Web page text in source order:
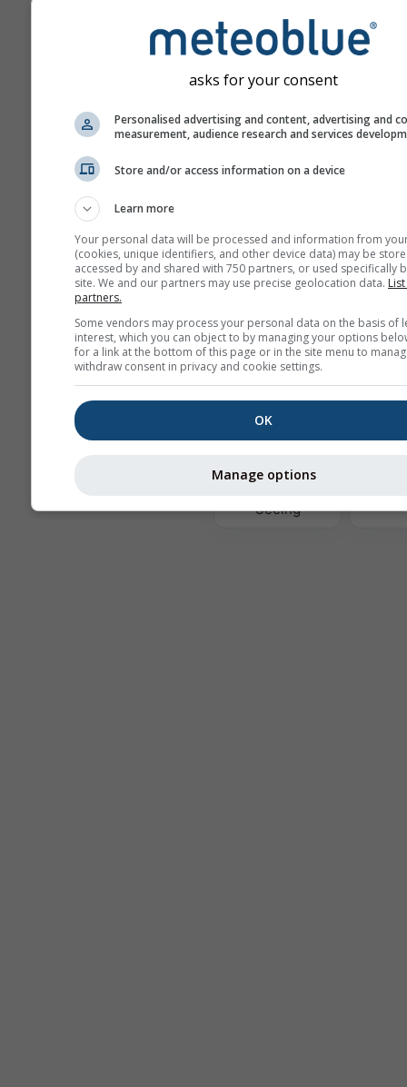
cu numărul de zile de
Prognoza este generată
modele „ensemble”. Se
parametri de start variați
estima mai precis
prognozei.
Mai multe date meteo
Prognoză
sezonieră
Seeing
asks for your consent
Personalised advertising and content, advertising and
measurement, audience research and services
Store and/or access information on a device
Learn more
Your personal data will be processed and information from
(cookies, unique identifiers, and other device data) may be
accessed by and shared with 750 partners, or used specifically
site. We and our partners may use precise geolocation data.
partners.
Some vendors may process your personal data on the basis of
interest, which you can object to by managing your options
for a link at the bottom of this page or in the site menu to
withdraw consent in privacy and cookie settings.
OK
Manage options